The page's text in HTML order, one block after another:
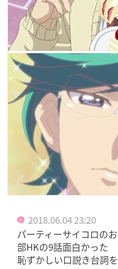
2018.06.04 23:20
パーティーサイコロの
部HKの9話面白かった
恥ずかしい口説き台詞